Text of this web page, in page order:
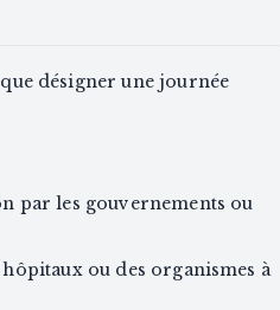
désigner une journée
par les gouvernements ou
ou des organismes à